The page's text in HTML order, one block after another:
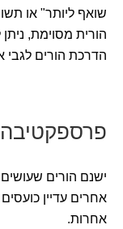
שואף ליותר" או
הורית מסוימת, ניתן
הדרכת הורים לגבי
פרספקטיבה
ישנם הורים שעושים
אחרים עדיין
אחרות.